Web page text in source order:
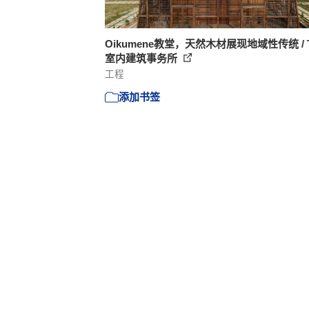
Oikumene教堂，天然木材展现地域性传统 /
室内建筑事务所
工程
添加书签